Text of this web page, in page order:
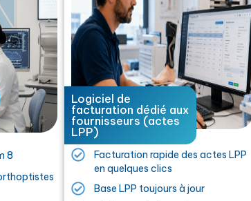
8
Logiciel de
facturation dédié aux
fournisseurs (actes
LPP)
Facturation rapide des actes LPP
en quelques clics
Base LPP toujours à jour